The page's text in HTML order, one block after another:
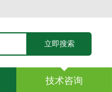
技术咨询